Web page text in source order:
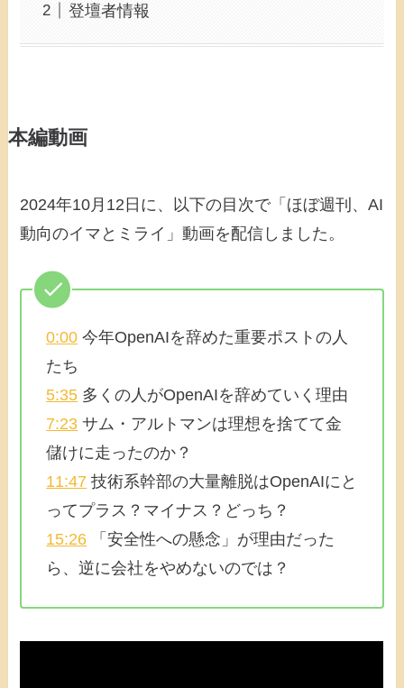
登壇者情報
本編動画
2024年10月12日に、以下の目次で「ほぼ週刊、AI
動向のイマとミライ」動画を配信しました。
0:00 今年OpenAIを辞めた重要ポストの人
たち
5:35 多くの人がOpenAIを辞めていく理由
7:23 サム・アルトマンは理想を捨てて金
儲けに走ったのか？
11:47 技術系幹部の大量離脱はOpenAIにと
ってプラス？マイナス？どっち？
15:26 「安全性への懸念」が理由だった
ら、逆に会社をやめないのでは？